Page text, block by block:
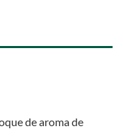
de aroma de